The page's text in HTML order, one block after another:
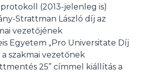
(2013-jelenleg is)
Strattman László díj az
vezetőjének
Egyetem „Pro Universitate Díj
a szakmai vezetőnek
25” címmel kiállítás a